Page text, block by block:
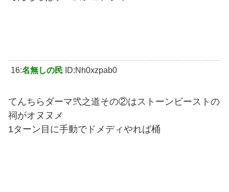
16:名無しの民 ID:Nh0xzpab0
てんちらダーマ弐之道その②はストーンビーストの
祠がオヌヌメ
1ターン目に手動でドメディやれば桶